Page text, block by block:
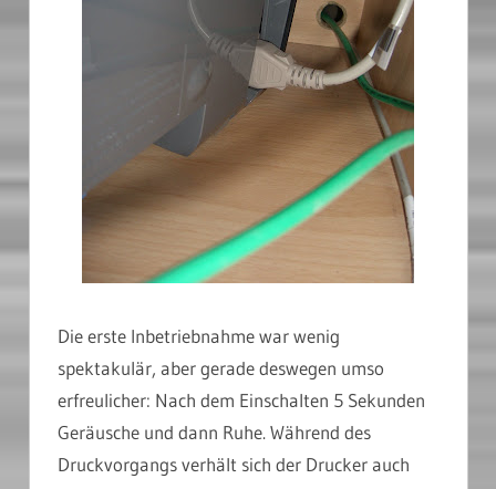
Die erste Inbetriebnahme war wenig
spektakulär, aber gerade deswegen umso
erfreulicher: Nach dem Einschalten 5 Sekunden
Geräusche und dann Ruhe. Während des
Druckvorgangs verhält sich der Drucker auch